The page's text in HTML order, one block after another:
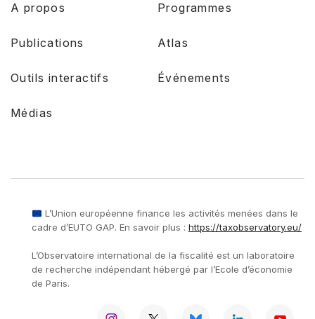
A propos Programmes
Publications Atlas
Outils interactifs Événements
Médias
L’Union européenne finance les activités menées dans le
cadre d’EUTO GAP. En savoir plus : https://taxobservatory.eu/
L’Observatoire international de la fiscalité est un laboratoire
de recherche indépendant hébergé par l’Ecole d’économie
de Paris.